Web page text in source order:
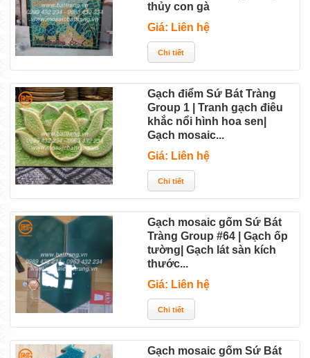
thủy con gà
Giá: Liên hệ
Gạch điểm Sứ Bát Tràng
Group 1 | Tranh gạch điêu
khắc nổi hình hoa sen|
Gạch mosaic...
Giá: Liên hệ
Gạch mosaic gốm Sứ Bát
Tràng Group #64 | Gạch ốp
tường| Gạch lát sàn kích
thước...
Giá: Liên hệ
Gạch mosaic gốm Sứ Bát